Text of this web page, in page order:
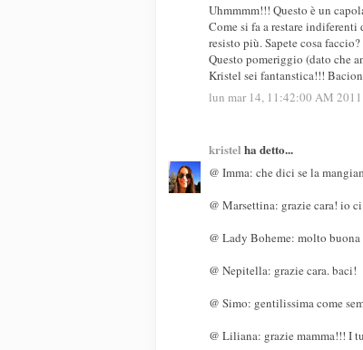
Uhmmmm!!! Questo è un
Come si fa a restare
resisto più. Sapete cosa faccio?
Questo pomeriggio (dato che
Kristel sei fantanstica!!!
lun mar 14, 11:42:00 AM 2011
kristel ha detto...
@ Imma: che dici se la
@ Marsettina: grazie cara! io
@ Lady Boheme: molto
@ Nepitella: grazie cara. baci!
@ Simo: gentilissima come
@ Liliana: grazie mamma!!! I